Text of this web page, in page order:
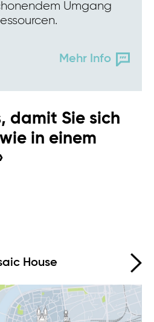
Umgang
Mehr Info
damit Sie sich
in einem
House
ich Ihnen helfen?